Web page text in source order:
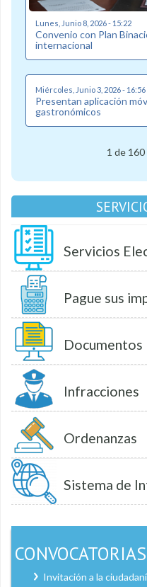
Lunes, Junio 8, 2026 - 15:22
Convenio con Plan
internacional
Miércoles, Junio 3, 2026 - 16:56
Presentan aplicación
gastronómicos
1 de 160
Servicios
Pague sus
Infracciones
Ordenanzas
Sistema de
CONVOCATORIAS
Invitación a la